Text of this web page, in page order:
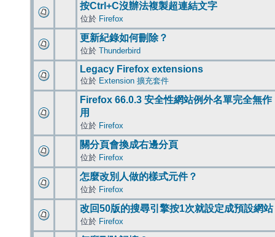
按Ctrl+C沒辦法複製超連結文字
位於 Firefox
更新紀錄如何刪除？
位於 Thunderbird
Legacy Firefox extensions
位於 Extension 擴充套件
Firefox 66.0.3 安全性網站例外名單完全無作
用
位於 Firefox
關分頁會換成右邊分頁
位於 Firefox
怎麼改別人做的樣式元件？
位於 Firefox
改回50版的搜尋引擎按1次就設定成預設網站
位於 Firefox